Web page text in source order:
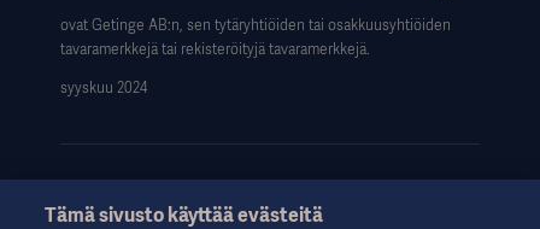
ovat Getinge AB:n, sen tytäryhtiöiden tai osakkuusyhtiöiden
tavaramerkkejä tai rekisteröityjä tavaramerkkejä.
syyskuu 2024
Tämä sivusto käyttää evästeitä